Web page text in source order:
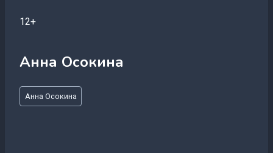
12+
Анна Осокина
Метки
записи:
Анна Осокина